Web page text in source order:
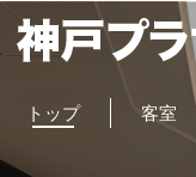
トップ 客室